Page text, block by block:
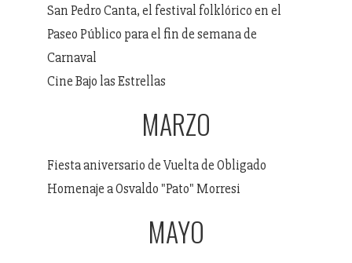
San Pedro Canta, el festival folklórico en el
Paseo Público para el fin de semana de
Carnaval
Cine Bajo las Estrellas
MARZO
Fiesta aniversario de Vuelta de Obligado
Homenaje a Osvaldo "Pato" Morresi
MAYO